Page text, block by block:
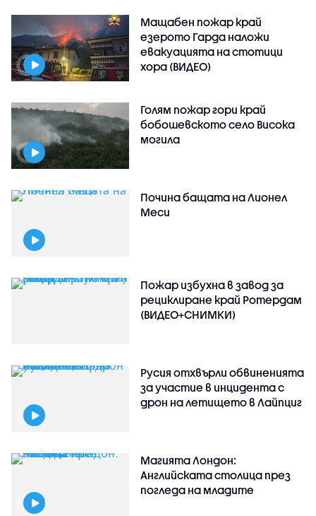
Мащабен пожар край
езерото Гарда наложи
евакуацията на стотици
хора (ВИДЕО)
Голям пожар гори край
бобошевското село Висока
могила
Почина бащата на Лионел
Меси
Пожар избухна в завод за
рециклиране край Ротердам
(ВИДЕО+СНИМКИ)
Русия отхвърли обвиненията
за участие в инцидента с
дрон на летището в Лайпциг
Магията Лондон:
Английската столица през
погледа на младите